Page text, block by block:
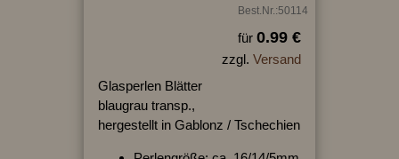
Best.Nr.:50114
für 0.99 €
zzgl. Versand
Glasperlen Blätter
blaugrau transp.,
hergestellt in Gablonz / Tschechien